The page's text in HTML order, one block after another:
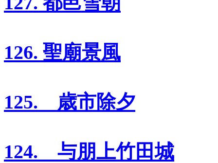
126. 聖廟景風
125. 歳市除夕
124. 与朋上竹田城